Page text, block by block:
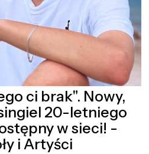
ci brak". Nowy,
20-letniego
w sieci! -
i Artyści